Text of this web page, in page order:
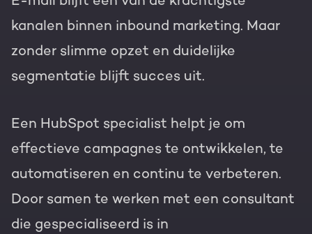
kanalen binnen inbound marketing. Maar
zonder slimme opzet en duidelijke
segmentatie blijft succes uit.
Een HubSpot specialist helpt je om
effectieve campagnes te ontwikkelen, te
automatiseren en continu te verbeteren.
Door samen te werken met een consultant
die gespecialiseerd is in